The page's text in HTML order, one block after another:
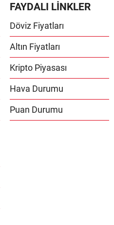
FAYDALI LİNKLER
Döviz Fiyatları
Altın Fiyatları
Kripto Piyasası
Hava Durumu
Puan Durumu